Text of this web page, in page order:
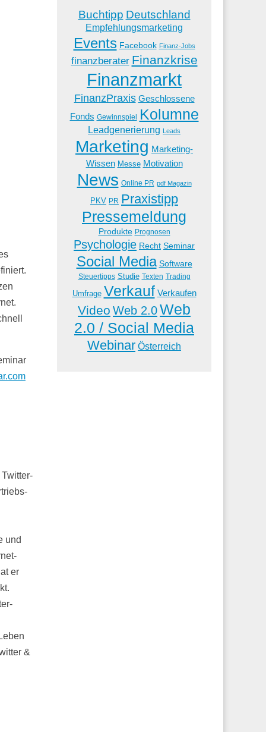
und
er
&
Buchtipp Deutschland
Empfehlungsmarketing
Events Facebook Finanz-Jobs
finanzberater Finanzkrise
Finanzmarkt
FinanzPraxis Geschlossene
Fonds Gewinnspiel Kolumne
Leadgenerierung Leads
Marketing Marketing-
Wissen Messe Motivation
News Online PR pdf Magazin
PKV PR Praxistipp
Pressemeldung
Produkte Prognosen
Psychologie Recht Seminar
Social Media Software
Steuertipps Studie Texten Trading
Umfrage Verkauf Verkaufen
Video Web 2.0Web
2.0 / Social Media
Webinar Österreich